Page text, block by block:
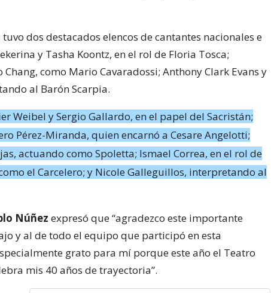
dos destacados elencos de cantantes nacionales e
y Tasha Koontz, en el rol de Floria Tosca;
como Mario Cavaradossi; Anthony Clark Evans y
al Barón Scarpia.
Weibel y Sergio Gallardo, en el papel del Sacristán;
Pérez-Miranda, quien encarnó a Cesare Angelotti;
actuando como Spoletta; Ismael Correa, en el rol de
el Carcelero; y Nicole Galleguillos, interpretando al
Núñez expresó que “agradezco este importante
y al de todo el equipo que participó en esta
grato para mí porque este año el Teatro
mis 40 años de trayectoria”.